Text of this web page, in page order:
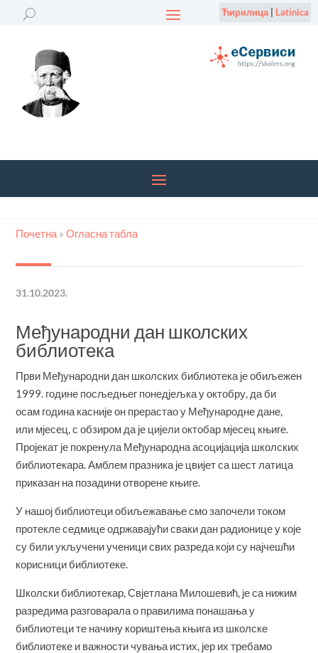
Ћирилица| Latinica
Почетна »Огласна табла
31.10.2023.
Међународни дан школских
библиотека
Први Међународни дан школских библиотека је обиљежен
1999. године посљедњег понедјељка у октобру, да би
осам година касније он прерастао у Међународне дане,
или мјесец, с обзиром да је цијели октобар мјесец књиге.
Пројекат је покренула Међународна асоцијација школских
библиотекара. Амблем празника је цвијет са шест латица
приказан на позадини отворене књиге.
У нашој библиотеци обиљежавање смо започели током
протекле седмице одржавајући сваки дан радионице у које
су били укључени ученици свих разреда који су најчешћи
корисници библиотеке.
Школски библиотекар, Свјетлана Милошевић, је са нижим
разредима разговарала о правилима понашања у
библиотеци те начину кориштења књига из школске
библиотеке и важности чувања истих, јер их требамо